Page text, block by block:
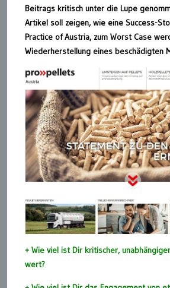
Beitrags kritisch unter die Lupe
Artikel soll zeigen, wie eine Success-
Practice of Austria, zum Worst Case
Wiederherstellung eines beschädigten
+ Wie viel ist Dir kritischer,
wert?